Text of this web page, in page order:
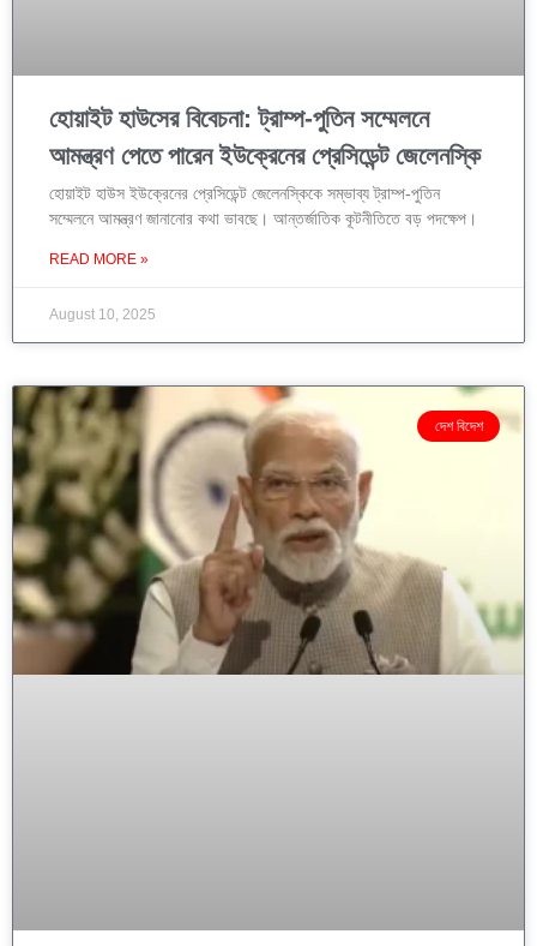
হোয়াইট হাউসের বিবেচনা: ট্রাম্প-পুতিন সম্মেলনে
আমন্ত্রণ পেতে পারেন ইউক্রেনের প্রেসিডেন্ট জেলেনস্কি
হোয়াইট হাউস ইউক্রেনের প্রেসিডেন্ট জেলেনস্কিকে সম্ভাব্য ট্রাম্প-পুতিন
সম্মেলনে আমন্ত্রণ জানানোর কথা ভাবছে। আন্তর্জাতিক কূটনীতিতে বড় পদক্ষেপ।
READ MORE »
August 10, 2025
দেশ বিদেশ